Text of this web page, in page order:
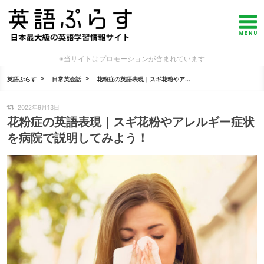
※当サイトはプロモーションが含まれています
英語ぷらす 日常英会話 花粉症の英語表現｜スギ花粉やア...
2022年9月13日
花粉症の英語表現｜スギ花粉やアレルギー症状
を病院で説明してみよう！